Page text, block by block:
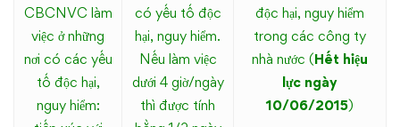
từ
tiền
lương,
CBCNVC làm
việc ở những
nơi có các yếu
tố độc hại,
nguy hiểm:
có yếu tố độc
hại, nguy hiểm.
Nếu làm việc
dưới 4 giờ/ngày
thì được tính
độc hại, nguy hiểm
trong các công ty
nhà nước (Hết hiệu
lực ngày
10/06/2015)